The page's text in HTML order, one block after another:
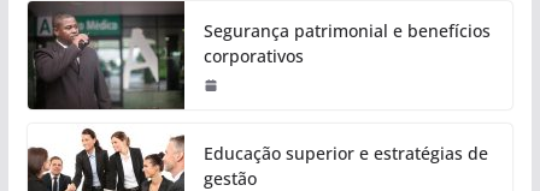
Segurança patrimonial e benefícios
corporativos
Educação superior e estratégias de
gestão